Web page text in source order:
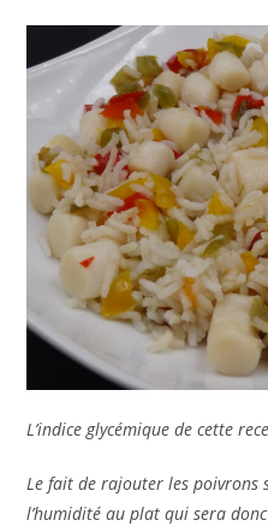
L’indice glycémique de cette
Le fait de rajouter les poivrons
l’humidité au plat qui sera